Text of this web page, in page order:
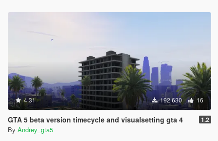
4.31 192 630 16
GTA 5 beta version timecycle and visualsetting gta 4 1.2
By Andrey_gta5